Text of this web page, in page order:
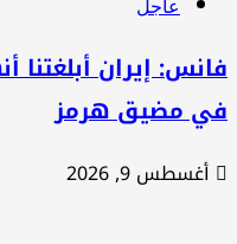
عاجل
إيران أبلغتنا
مضيق هرمز
أغسطس 9, 2026